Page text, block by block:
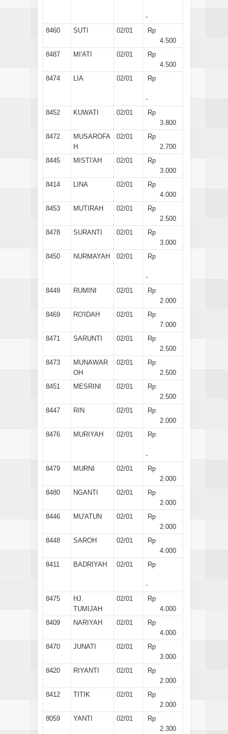
-
8460
SUTI 02/01
Rp
4.500
8487
MI'ATI 02/01
Rp
4.500
8474
LIA 02/01 Rp
-
8452
KUWATI 02/01
Rp
3.800
8472
MUSAROFA
H
02/01
Rp
2.700
8445
MISTI'AH 02/01
Rp
3.000
8414
LINA 02/01
Rp
4.000
8453
MUTIRAH 02/01
Rp
2.500
8478
SURANTI 02/01
Rp
3.000
8450
NURMAYAH 02/01 Rp
-
8449
RUMINI 02/01
Rp
2.000
8469
RO'IDAH 02/01
Rp
7.000
8471
SARUNTI 02/01
Rp
2.500
8473
MUNAWAR
OH
02/01
Rp
2.500
8451
MESRINI 02/01
Rp
2.500
8447
RIN 02/01
Rp
2.000
8476
MURIYAH 02/01 Rp
-
8479
MURNI 02/01
Rp
2.000
8480
NGANTI 02/01
Rp
2.000
8446
MU'ATUN 02/01
Rp
2.000
8448
SAROH 02/01
Rp
4.000
8411
BADRIYAH 02/01 Rp
-
8475
HJ.
TUMIJAH
02/01
Rp
4.000
8409
NARIYAH 02/01
Rp
4.000
8470
JUNATI 02/01
Rp
3.000
8420
RIYANTI 02/01
Rp
2.000
8412
TITIK 02/01
Rp
2.000
8059
YANTI 02/01
Rp
2.300